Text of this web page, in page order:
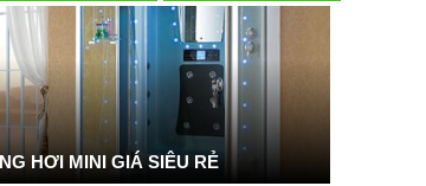
HƠI MINI GIÁ SIÊU RẺ